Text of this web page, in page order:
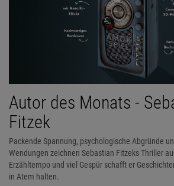
Autor des Monats -
Fitzek
Packende Spannung, psychologische Abgründe
Wendungen zeichnen Sebastian Fitzeks Thriller
Erzähltempo und viel Gespür schafft er
in Atem halten.